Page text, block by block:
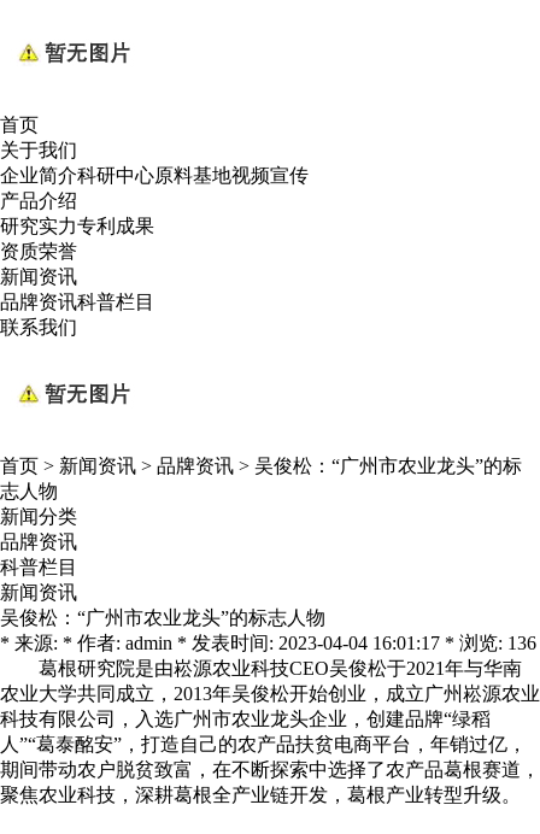
首页
关于我们
企业简介科研中心原料基地视频宣传
产品介绍
研究实力专利成果
资质荣誉
新闻资讯
品牌资讯科普栏目
联系我们
首页 > 新闻资讯 > 品牌资讯 > 吴俊松：“广州市农业龙头”的标
志人物
新闻分类
品牌资讯
科普栏目
新闻资讯
吴俊松：“广州市农业龙头”的标志人物
* 来源: * 作者: admin * 发表时间: 2023-04-04 16:01:17 * 浏览: 136
葛根研究院是由崧源农业科技CEO吴俊松于2021年与华南
农业大学共同成立，2013年吴俊松开始创业，成立广州崧源农业
科技有限公司，入选广州市农业龙头企业，创建品牌“绿稻
人”“葛泰酩安”，打造自己的农产品扶贫电商平台，年销过亿，
期间带动农户脱贫致富，在不断探索中选择了农产品葛根赛道，
聚焦农业科技，深耕葛根全产业链开发，葛根产业转型升级。